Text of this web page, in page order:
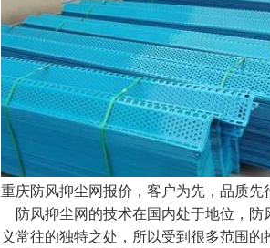
重庆防风抑尘网报价，客户为先，品质先
防风抑尘网的技术在国内处于地位，防
义常往的独特之处，所以受到很多范围